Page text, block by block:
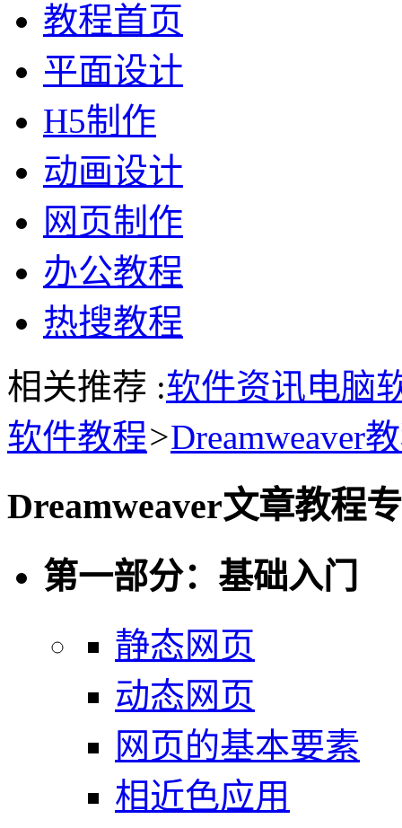
教程首页
平面设计
H5制作
动画设计
网页制作
办公教程
热搜教程
相关推荐 :软件资讯电脑
软件教程>Dreamweaver
Dreamweaver文章教程
第一部分：基础入门
静态网页
动态网页
网页的基本要素
相近色应用